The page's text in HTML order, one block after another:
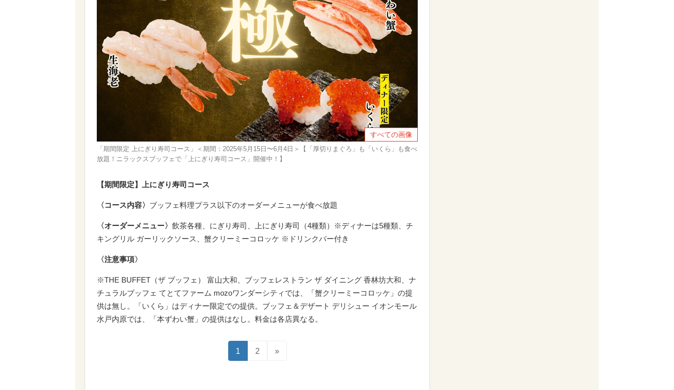
すべての画像
「期間限定 上にぎり寿司コース」＜期間：2025年5月15日〜6月4日＞【「厚切りまぐろ」も「いくら」も食べ
放題！ニラックスブッフェで「上にぎり寿司コース」開催中！】
【期間限定】上にぎり寿司コース
〈コース内容〉 ブッフェ料理プラス以下のオーダーメニューが食べ放題
〈オーダーメニュー〉 飲茶各種、にぎり寿司、上にぎり寿司（4種類）※ディナーは5種類、チ
キングリル ガーリックソース、蟹クリーミーコロッケ ※ドリンクバー付き
〈注意事項〉
※THE BUFFET（ザ ブッフェ） 富山大和、ブッフェレストラン ザ ダイニング 香林坊大和、ナ
チュラルブッフェ てとてファーム mozoワンダーシティでは、「蟹クリーミーコロッケ」の提
供は無し。「いくら」はディナー限定での提供。ブッフェ＆デザート デリシュー イオンモール
水戸内原では、「本ずわい蟹」の提供はなし。料金は各店異なる。
1 2 »